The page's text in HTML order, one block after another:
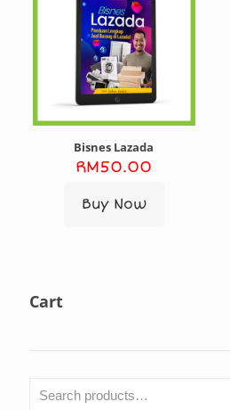
Bisnes Lazada
RM50.00
Buy Now
Cart